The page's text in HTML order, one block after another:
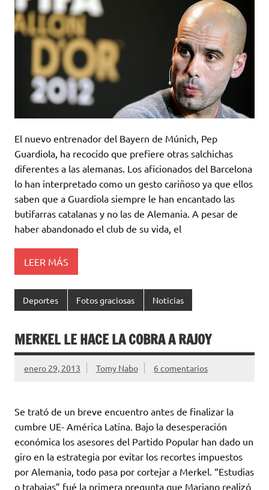
El nuevo entrenador del Bayern de Múnich, Pep
Guardiola, ha recocido que prefiere otras salchichas
diferentes a las alemanas. Los aficionados del Barcelona
lo han interpretado como un gesto cariñoso ya que ellos
saben que a Guardiola siempre le han encantado las
butifarras catalanas y no las de Alemania. A pesar de
haber abandonado el club de su vida, el
LEER MÁS
Deportes Fotos graciosas Noticias
MERKEL LE HACE LA COBRA A RAJOY
enero 29, 2013 Tomy Nabo 6 comentarios
Se trató de un breve encuentro antes de finalizar la
cumbre UE- América Latina. Bajo la desesperación
económica los asesores del Partido Popular han dado un
giro en la estrategia por evitar los recortes impuestos
por Alemania, todo pasa por cortejar a Merkel. “Estudias
o trabajas” fué la primera pregunta que Mariano realizó